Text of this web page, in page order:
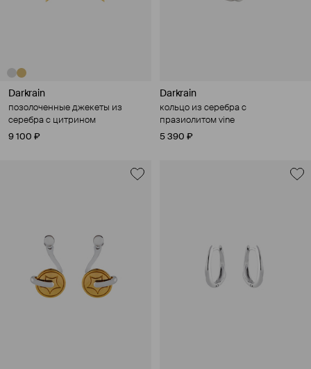
Darkrain
позолоченные джекеты из
серебра с цитрином
9 100 ₽
Darkrain
кольцо из серебра с
празиолитом vine
5 390 ₽